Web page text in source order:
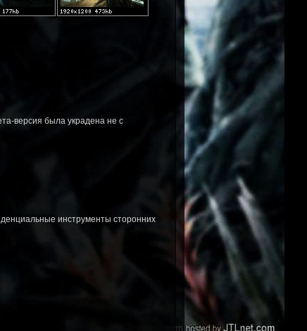
версия была украдена не с
инструменты сторонних